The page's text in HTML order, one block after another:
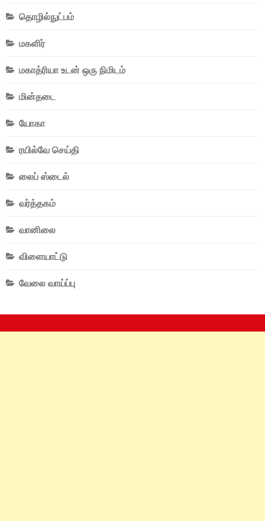
தொழில்நுட்பம்
மகளிர்
மகாத்ரியா உடன் ஒரு நிமிடம்
மின்தடை
யோகா
ரயில்வே செய்தி
லைப் ஸ்டைல்
வர்த்தகம்
வானிலை
விளையாட்டு
வேலை வாய்ப்பு